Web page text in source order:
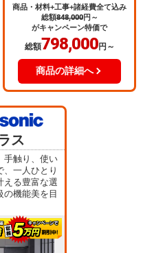
商品・材料+工事+諸経費全て込み
総額848,000円～
がキャンペーン特価で
総額798,000円～
商品の詳細へ
ス
手触り、使い
、一人ひとり
える豊富な選
の機能美を目